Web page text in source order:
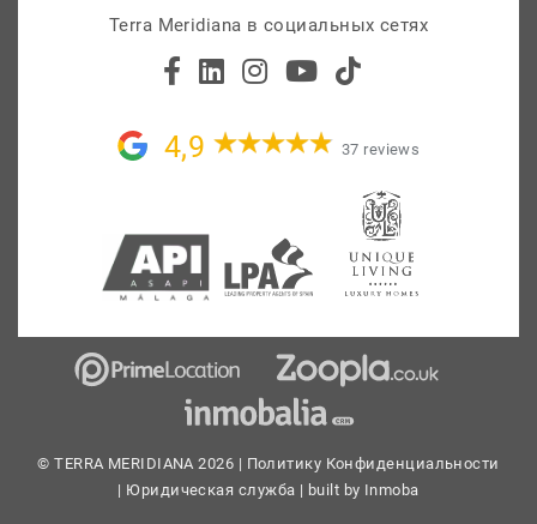
Terra Meridiana в социальных сетях
4,9 37 reviews
© TERRA MERIDIANA 2026 | Политику Конфиденциальности
| Юридическая служба | built by Inmoba